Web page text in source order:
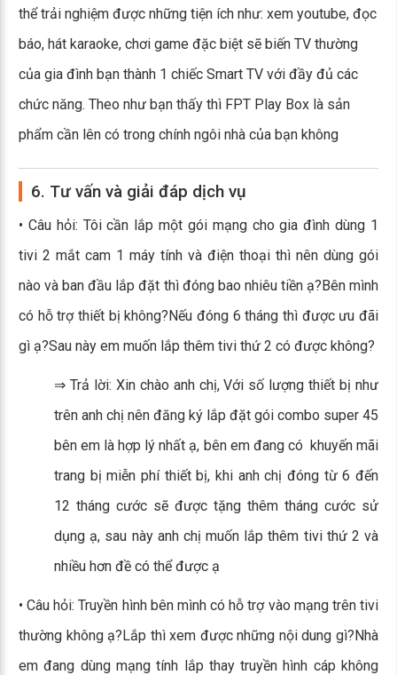
thể trải nghiệm được những tiện ích như: xem youtube, đọc
báo, hát karaoke, chơi game đặc biệt sẽ biến TV thường
của gia đình bạn thành 1 chiếc Smart TV với đầy đủ các
chức năng. Theo như bạn thấy thì FPT Play Box là sản
phẩm cần lên có trong chính ngôi nhà của bạn không
6. Tư vấn và giải đáp dịch vụ
• Câu hỏi: Tôi cần lắp một gói mạng cho gia đình dùng 1
tivi 2 mắt cam 1 máy tính và điện thoại thì nên dùng gói
nào và ban đầu lắp đặt thì đóng bao nhiêu tiền ạ?Bên mình
có hỗ trợ thiết bị không?Nếu đóng 6 tháng thì được ưu đãi
gì ạ?Sau này em muốn lắp thêm tivi thứ 2 có được không?
⇒ Trả lời: Xin chào anh chị, Với số lượng thiết bị như
trên anh chị nên đăng ký lắp đặt gói combo super 45
bên em là hợp lý nhất ạ, bên em đang có khuyến mãi
trang bị miễn phí thiết bị, khi anh chị đóng từ 6 đến
12 tháng cước sẽ được tặng thêm tháng cước sử
dụng ạ, sau này anh chị muốn lắp thêm tivi thứ 2 và
nhiều hơn đề có thể được ạ
• Câu hỏi: Truyền hình bên mình có hỗ trợ vào mạng trên tivi
thường không ạ?Lắp thì xem được những nội dung gì?Nhà
em đang dùng mạng tính lắp thay truyền hình cáp không